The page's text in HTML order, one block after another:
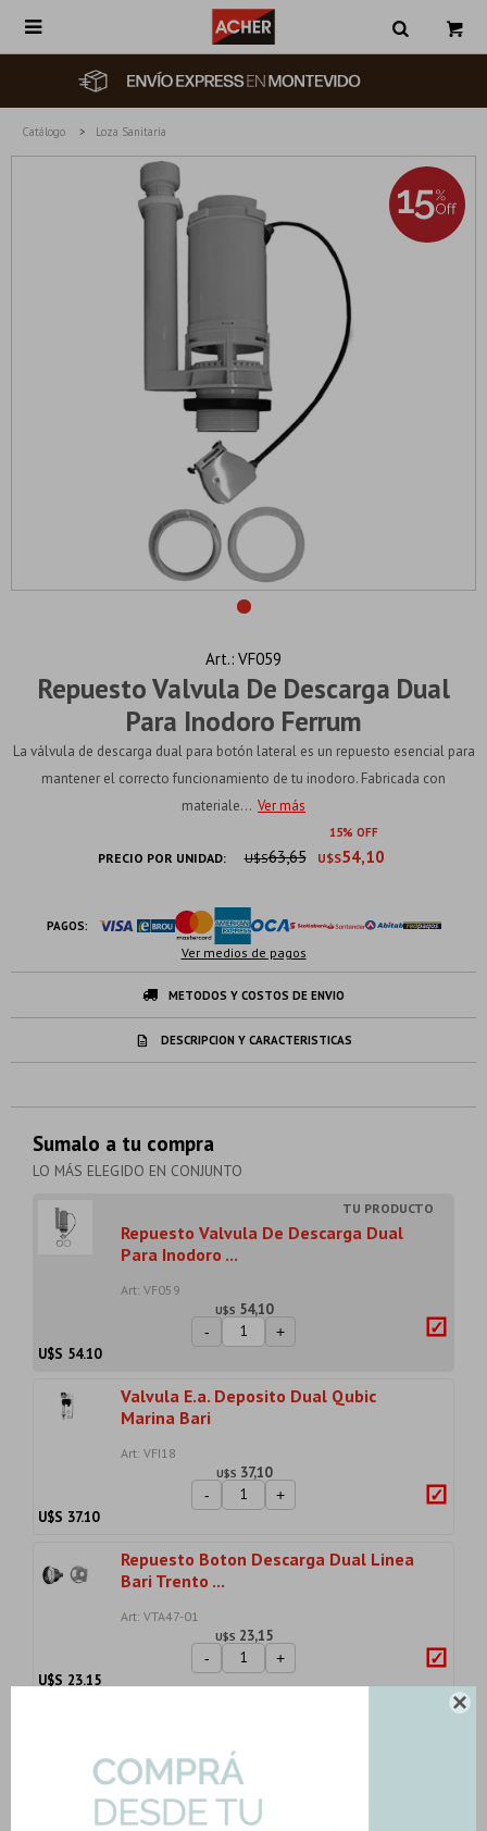


Catálogo Loza Sanitaria
Repuesto Valvula De Descarga Dual
Para Inodoro Ferrum
VF059
La válvula de descarga dual para botón lateral es un repuesto esencial para
mantener el correcto funcionamiento de tu inodoro. Fabricada con
materiale... Ver más
15
PRECIO POR UNIDAD: U$S54,10
U$S63,65
PAGOS:
Ver medios de pagos
METODOS Y COSTOS DE ENVIO
DESCRIPCION Y CARACTERISTICAS
Sumalo a tu compra
LO MÁS ELEGIDO EN CONJUNTO
Repuesto Valvula De Descarga Dual
Para Inodoro ...
Art: VF059
U$S 54,10
- +
U$S 54.10
Valvula E.a. Deposito Dual Qubic
Marina Bari
Art: VFI18
U$S 37,10
- +
U$S 37.10
Repuesto Boton Descarga Dual Linea
Bari Trento ...
Art: VTA47-01
U$S 23,15
- +
U$S 23.15
Art: VTC04
U$S 9,89
-